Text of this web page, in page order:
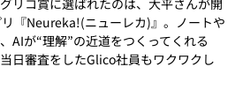
『Neureka!(ニューレカ)』。ノートや
AIが“理解”の近道をつくってくれる
日審査をしたGlico社員もワクワクし